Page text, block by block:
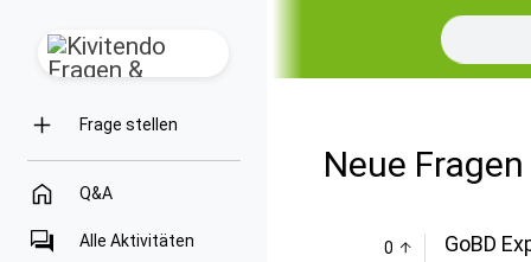
Frage stellen
Q&A
Alle Aktivitäten
Neue
0
GoBD